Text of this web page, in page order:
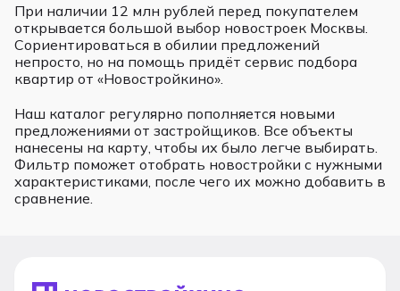
При наличии 12 млн рублей перед покупателем
открывается большой выбор новостроек Москвы.
Сориентироваться в обилии предложений
непросто, но на помощь придёт сервис подбора
квартир от «Новостройкино».
Наш каталог регулярно пополняется новыми
предложениями от застройщиков. Все объекты
нанесены на карту, чтобы их было легче выбирать.
Фильтр поможет отобрать новостройки с нужными
характеристиками, после чего их можно добавить в
сравнение.